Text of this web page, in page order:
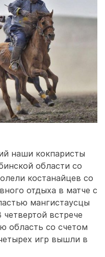
наши кокпаристы
области со
костанайцев со
отдыха в матче с
мангистаусцы
четвертой встрече
область со счетом
игр вышли в